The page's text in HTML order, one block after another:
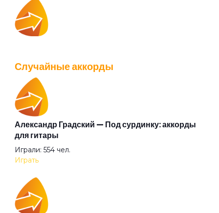
Перейти
Валентин Стрыкало — Gay porn: аккорды для
гитары
Просмотров: 25697 чел.
Случайные аккорды
Александр Градский — Под сурдинку: аккорды
для гитары
Играли: 554 чел.
Играть